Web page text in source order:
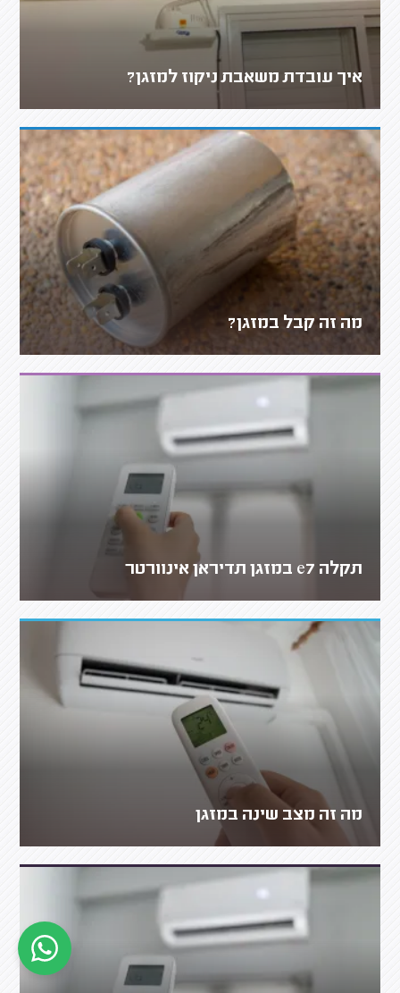
איך עובדת משאבת ניקוז למזגן?
מה זה קבל במזגן?
תקלה e7 במזגן תדיראן אינוורטר
מה זה מצב שינה במזגן